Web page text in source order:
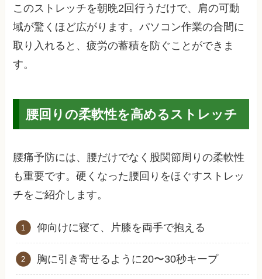
このストレッチを朝晩2回行うだけで、肩の可動
域が驚くほど広がります。パソコン作業の合間に
取り入れると、疲労の蓄積を防ぐことができま
す。
腰回りの柔軟性を高めるストレッチ
腰痛予防には、腰だけでなく股関節周りの柔軟性
も重要です。硬くなった腰回りをほぐすストレッ
チをご紹介します。
仰向けに寝て、片膝を両手で抱える
胸に引き寄せるように20〜30秒キープ